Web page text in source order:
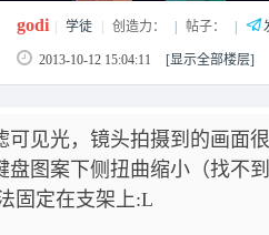
godi 学徒 创造力： 帖子：
2013-10-12 15:04:11 [显示全部楼层]
可见光，镜头拍摄到的画面
盘图案下侧扭曲缩小（找不
固定在支架上:L